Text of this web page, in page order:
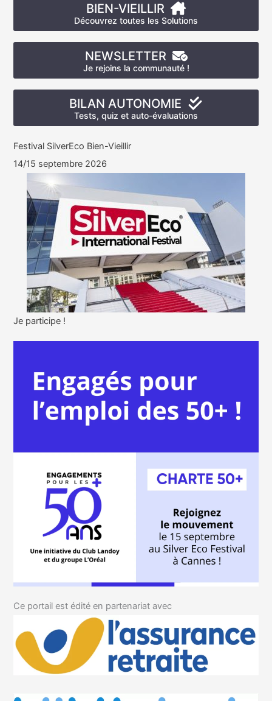
BIEN-VIEILLIR
Découvrez toutes les Solutions
NEWSLETTER
Je rejoins la communauté !
BILAN AUTONOMIE
Tests, quiz et auto-évaluations
Festival SilverEco Bien-Vieillir
14/15 septembre 2026
Je participe !
Ce portail est édité en partenariat avec